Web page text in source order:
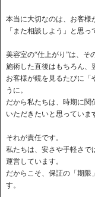
本当に大切なのは、お客様
「また相談しよう」と思
美容室の“仕上がり”は、そ
施術した直後はもちろん、
お客様が鏡を見るたびに「
うに。
だから私たちは、時期に関
いただきたいと思っていま
それが責任です。
私たちは、安さや手軽さで
運営しています。
だからこそ、保証の「期限
す。